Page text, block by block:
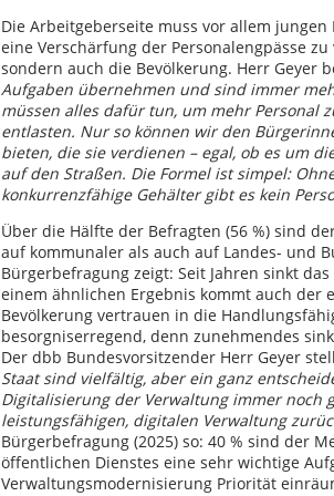
Die Arbeitgeberseite muss vor allem
eine Verschärfung der Personalengpässe
sondern auch die Bevölkerung. Herr Geyer
Aufgaben übernehmen und sind immer
müssen alles dafür tun, um mehr Personal
entlasten. Nur so können wir den
bieten, die sie verdienen – egal, ob es um
auf den Straßen. Die Formel ist simpel:
konkurrenzfähige Gehälter gibt es kein
Über die Hälfte der Befragten (56 %) sind
auf kommunaler als auch auf Landes- und
Bürgerbefragung zeigt: Seit Jahren sinkt
einem ähnlichen Ergebnis kommt auch der
Bevölkerung vertrauen in die
besorgniserregend, denn zunehmendes
Der dbb Bundesvorsitzender Herr Geyer
Staat sind vielfältig, aber ein ganz
Digitalisierung der Verwaltung immer noch
leistungsfähigen, digitalen Verwaltung
Bürgerbefragung (2025) so: 40 % sind der
öffentlichen Dienstes eine sehr wichtige
Verwaltungsmodernisierung Priorität